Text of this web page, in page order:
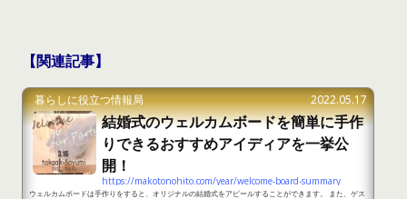
【関連記事】
暮らしに役立つ情報局 2022.05.17
結婚式のウェルカムボードを簡単に手作
りできるおすすめアイディアを一挙公
開！
https://makotonohito.com/year/welcome-board-summary
ウェルカムボードは手作りをすると、オリジナルの結婚式をアピールすることができます。 また、ゲス